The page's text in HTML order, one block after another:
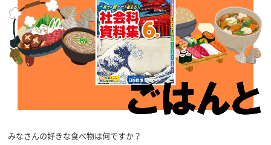
みなさんの好きな食べ物は何ですか？